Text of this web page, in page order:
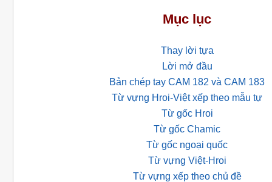
Mục lục
Thay lời tựa
Lời mở đầu
Bản chép tay CAM 182 và CAM 183
Từ vựng Hroi-Việt xếp theo mẫu tự
Từ gốc Hroi
Từ gốc Chamic
Từ gốc ngoại quốc
Từ vựng Việt-Hroi
Từ vựng xếp theo chủ đề